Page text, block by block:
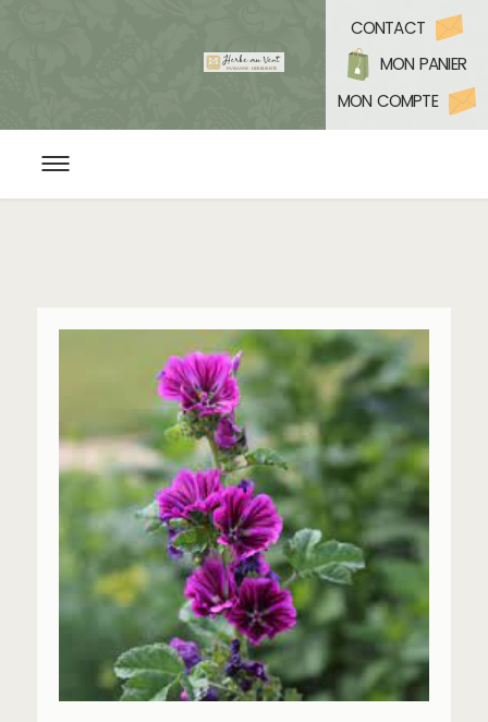
CONTACT
MON PANIER
MON COMPTE
YOGA & MÉDITATION
PROGRAMMATION